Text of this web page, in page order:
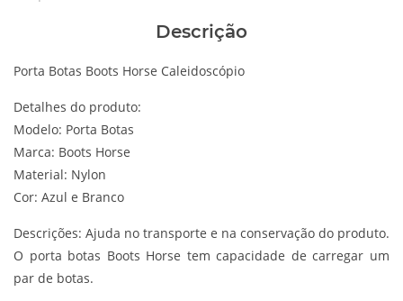
Descrição
Porta Botas Boots Horse Caleidoscópio
Detalhes do produto:
Modelo: Porta Botas
Marca: Boots Horse
Material: Nylon
Cor: Azul e Branco
Descrições: Ajuda no transporte e na conservação do produto.
O porta botas Boots Horse tem capacidade de carregar um
par de botas.